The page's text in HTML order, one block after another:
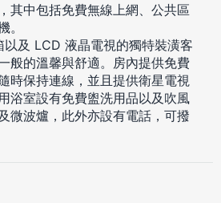
其中包括免費無線上網、公共區
。
及 LCD 液晶電視的獨特裝潢客
般的溫馨與舒適。房內提供免費
時保持連線，並且提供衛星電視
浴室設有免費盥洗用品以及吹風
微波爐，此外亦設有電話，可撥